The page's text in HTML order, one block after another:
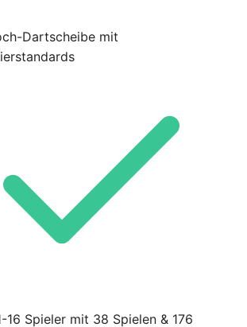
Dartscheibe mit
16 Spieler mit 38 Spielen & 176